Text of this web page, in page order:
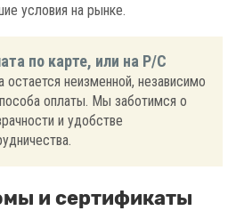
условия на рынке.
по карте, или на Р/С
остается неизменной, независимо
оплаты. Мы заботимся о
и удобстве
и сертификаты